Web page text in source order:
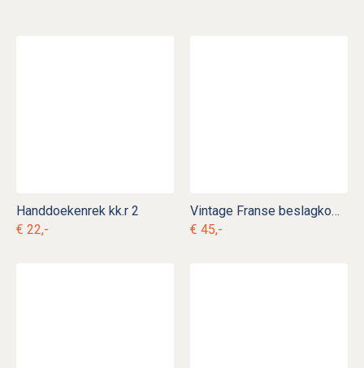
Handdoekenrek kk.r 2
€ 22,-
Vintage Franse beslagkom kk. k 15
€ 45,-